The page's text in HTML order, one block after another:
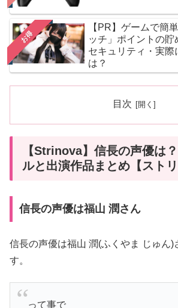
お得
【PR】ゲームで簡
ッチ」ポイントの貯
セキュリティ・実際
は？
目次
【Strinova】信長の声優は
ルと出演作品まとめ【ストリ
信長の声優は福山 潤さん
信長の声優は福山 潤(ふくやま じゅん)
す。
って事で